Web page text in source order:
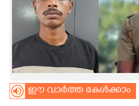
INFO+
ART
ASTRO
ഈ വാർത്ത കേൾക്കാം